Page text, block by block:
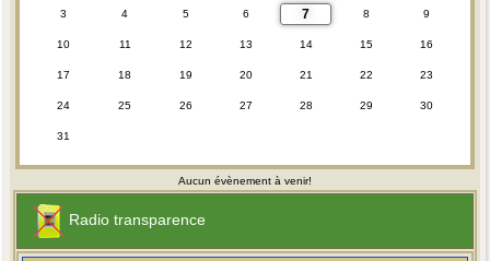
3 4 5 6 7 8 9
10 11 12 13 14 15 16
17 18 19 20 21 22 23
24 25 26 27 28 29 30
31
Aucun évènement à venir!
Radio transparence